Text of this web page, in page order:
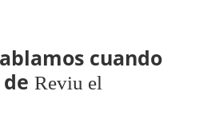
cuando
Reviu el